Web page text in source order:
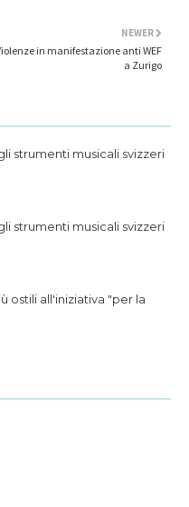
NEWER
in manifestazione anti WEF
a Zurigo
strumenti musicali svizzeri
strumenti musicali svizzeri
ostili all'iniziativa "per la